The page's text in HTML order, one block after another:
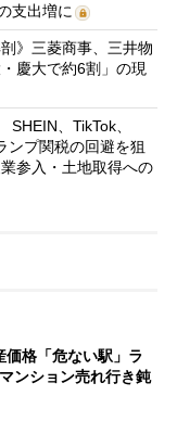
支出増に
》三菱商事、三井物
慶大で約6割」の現
、TikTok、
プ関税の回避を狙
参入・土地取得への
価格「危ない駅」ラ
ンション売れ行き鈍